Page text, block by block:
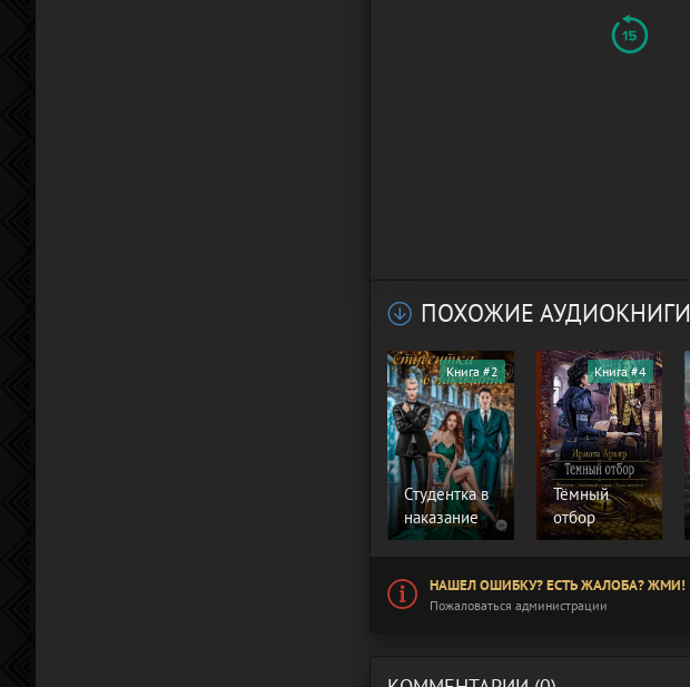
ПОХОЖИЕ АУДИОКНИГИ
Студентка в
наказание
Книга #2
Тёмный
отбор
Книга #4
НАШЕЛ ОШИБКУ? ЕСТЬ ЖАЛОБА? ЖМИ!
Пожаловаться администрации